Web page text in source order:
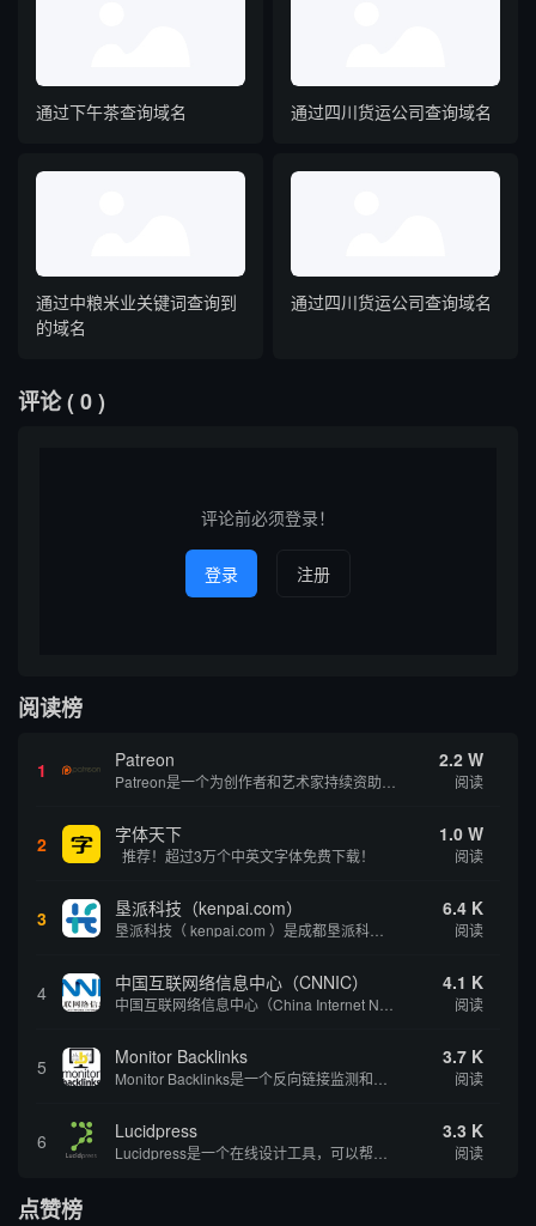
通过下午茶查询域名 通过四川货运公司查询域名
通过中粮米业关键词查询到
的域名
通过四川货运公司查询域名
评论( 0 )
评论前必须登录！
登录 注册
阅读榜
1 Patreon 2.2 W
阅读
2 字体天下
推荐！超过3万个中英文字体免费下载！
1.0 W
阅读
3 垦派科技（kenpai.com） 6.4 K
阅读
4 中国互联网络信息中心（CNNIC） 4.1 K
阅读
5 Monitor Backlinks 3.7 K
阅读
6 Lucidpress 3.3 K
阅读
点赞榜